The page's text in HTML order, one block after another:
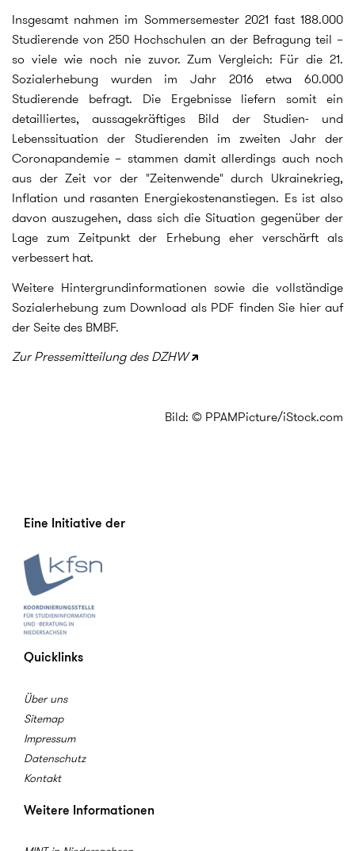
Insgesamt nahmen im Sommersemester 2021 fast 188.000
Studierende von 250 Hochschulen an der Befragung teil –
so viele wie noch nie zuvor. Zum Vergleich: Für die 21.
Sozialerhebung wurden im Jahr 2016 etwa 60.000
Studierende befragt. Die Ergebnisse liefern somit ein
detailliertes, aussagekräftiges Bild der Studien- und
Lebenssituation der Studierenden im zweiten Jahr der
Coronapandemie – stammen damit allerdings auch noch
aus der Zeit vor der "Zeitenwende" durch Ukrainekrieg,
Inflation und rasanten Energiekostenanstiegen. Es ist also
davon auszugehen, dass sich die Situation gegenüber der
Lage zum Zeitpunkt der Erhebung eher verschärft als
verbessert hat.
Weitere Hintergrundinformationen sowie die vollständige
Sozialerhebung zum Download als PDF finden Sie hier auf
der Seite des BMBF.
Zur Pressemitteilung des DZHW
Bild: © PPAMPicture/iStock.com
Eine Initiative der
Quicklinks
Über uns
Sitemap
Impressum
Datenschutz
Kontakt
Weitere Informationen